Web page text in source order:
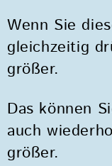
Wenn Sie
gleichzeitig
größer.
Das können
auch
größer.